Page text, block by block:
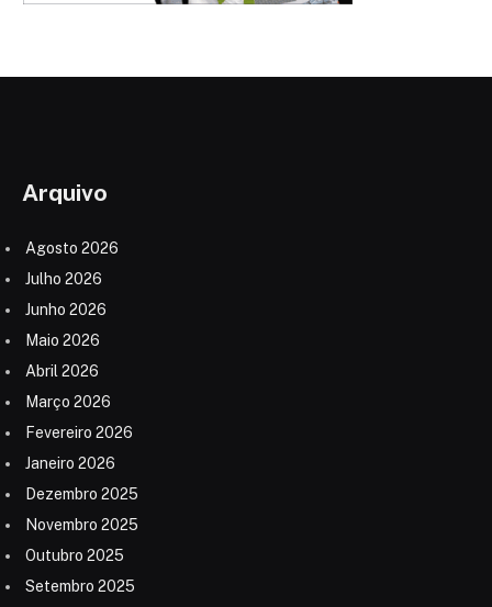
Arquivo
Agosto 2026
Julho 2026
Junho 2026
Maio 2026
Abril 2026
Março 2026
Fevereiro 2026
Janeiro 2026
Dezembro 2025
Novembro 2025
Outubro 2025
Setembro 2025